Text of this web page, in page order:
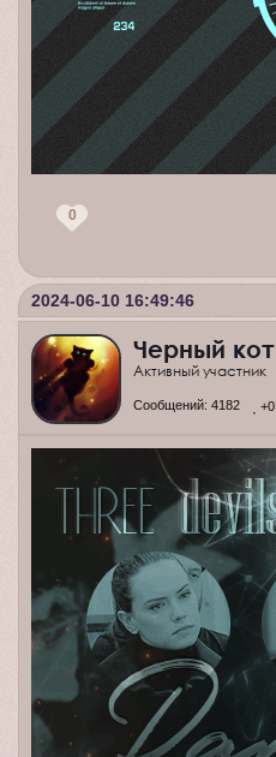
0
2024-06-10 16:49:46
Черный кот
Активный участник
Сообщений: 4182 +0